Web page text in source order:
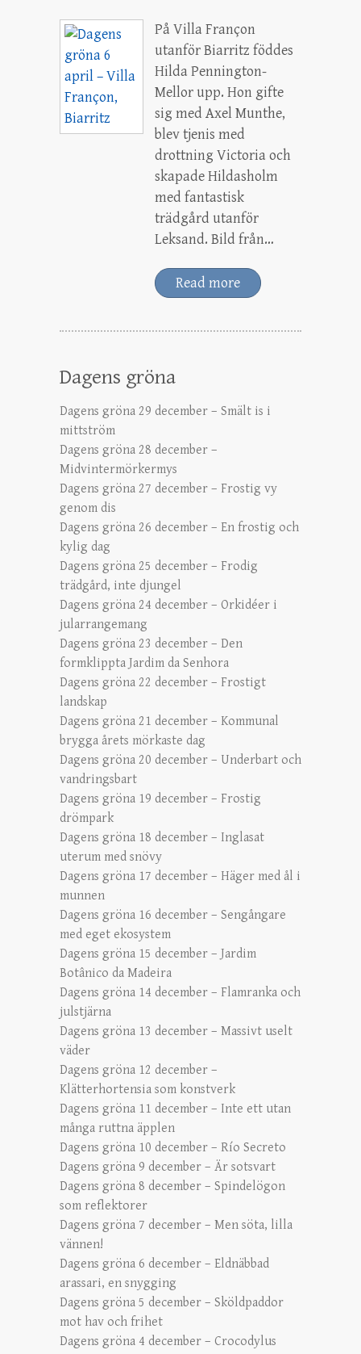
På Villa Françon
utanför Biarritz föddes
Hilda Pennington-
Mellor upp. Hon gifte
sig med Axel Munthe,
blev tjenis med
drottning Victoria och
skapade Hildasholm
med fantastisk
trädgård utanför
Leksand. Bild från…
Read more
Dagens gröna
Dagens gröna 29 december – Smält is i
mittström
Dagens gröna 28 december –
Midvintermörkermys
Dagens gröna 27 december – Frostig vy
genom dis
Dagens gröna 26 december – En frostig och
kylig dag
Dagens gröna 25 december – Frodig
trädgård, inte djungel
Dagens gröna 24 december – Orkidéer i
jularrangemang
Dagens gröna 23 december – Den
formklippta Jardim da Senhora
Dagens gröna 22 december – Frostigt
landskap
Dagens gröna 21 december – Kommunal
brygga årets mörkaste dag
Dagens gröna 20 december – Underbart och
vandringsbart
Dagens gröna 19 december – Frostig
drömpark
Dagens gröna 18 december – Inglasat
uterum med snövy
Dagens gröna 17 december – Häger med ål i
munnen
Dagens gröna 16 december – Sengångare
med eget ekosystem
Dagens gröna 15 december – Jardim
Botânico da Madeira
Dagens gröna 14 december – Flamranka och
julstjärna
Dagens gröna 13 december – Massivt uselt
väder
Dagens gröna 12 december –
Klätterhortensia som konstverk
Dagens gröna 11 december – Inte ett utan
många ruttna äpplen
Dagens gröna 10 december – Río Secreto
Dagens gröna 9 december – Är sotsvart
Dagens gröna 8 december – Spindelögon
som reflektorer
Dagens gröna 7 december – Men söta, lilla
vännen!
Dagens gröna 6 december – Eldnäbbad
arassari, en snygging
Dagens gröna 5 december – Sköldpaddor
mot hav och frihet
Dagens gröna 4 december – Crocodylus